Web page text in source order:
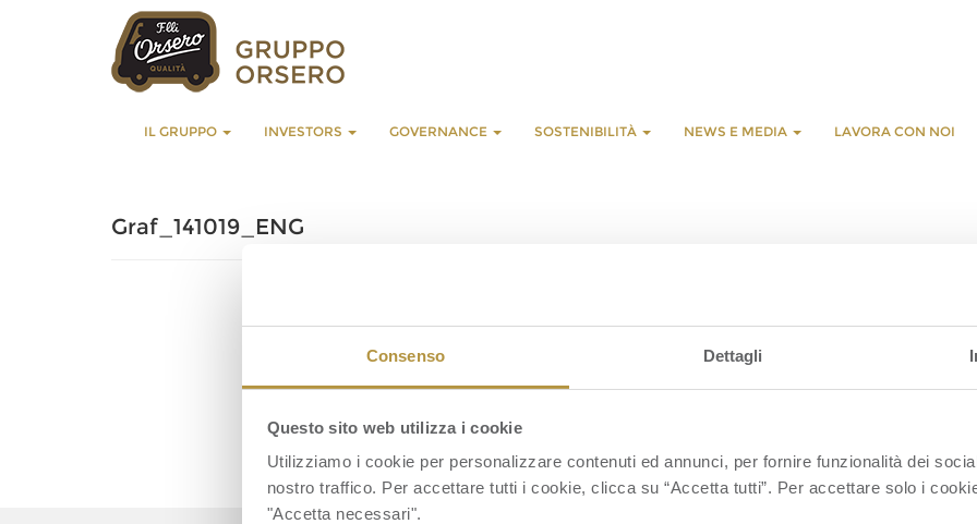
Consenso Dettagli
Questo sito web utilizza i cookie
Utilizziamo i cookie per personalizzare contenuti ed annunci, per fornire funzionalità dei
nostro traffico. Per accettare tutti i cookie, clicca su “Accetta tutti”. Per accettare solo i
"Accetta necessari".
IL GRUPPO INVESTORS GOVERNANCE SOSTENIBILITÀ NEWS E MEDIA LAVORA CON NOI
Graf_141019_ENG